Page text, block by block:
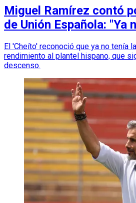
Miguel Ramírez contó
de Unión Española: "Ya
El 'Cheíto' reconoció que ya no tenía
rendimiento al plantel hispano, que
descenso.